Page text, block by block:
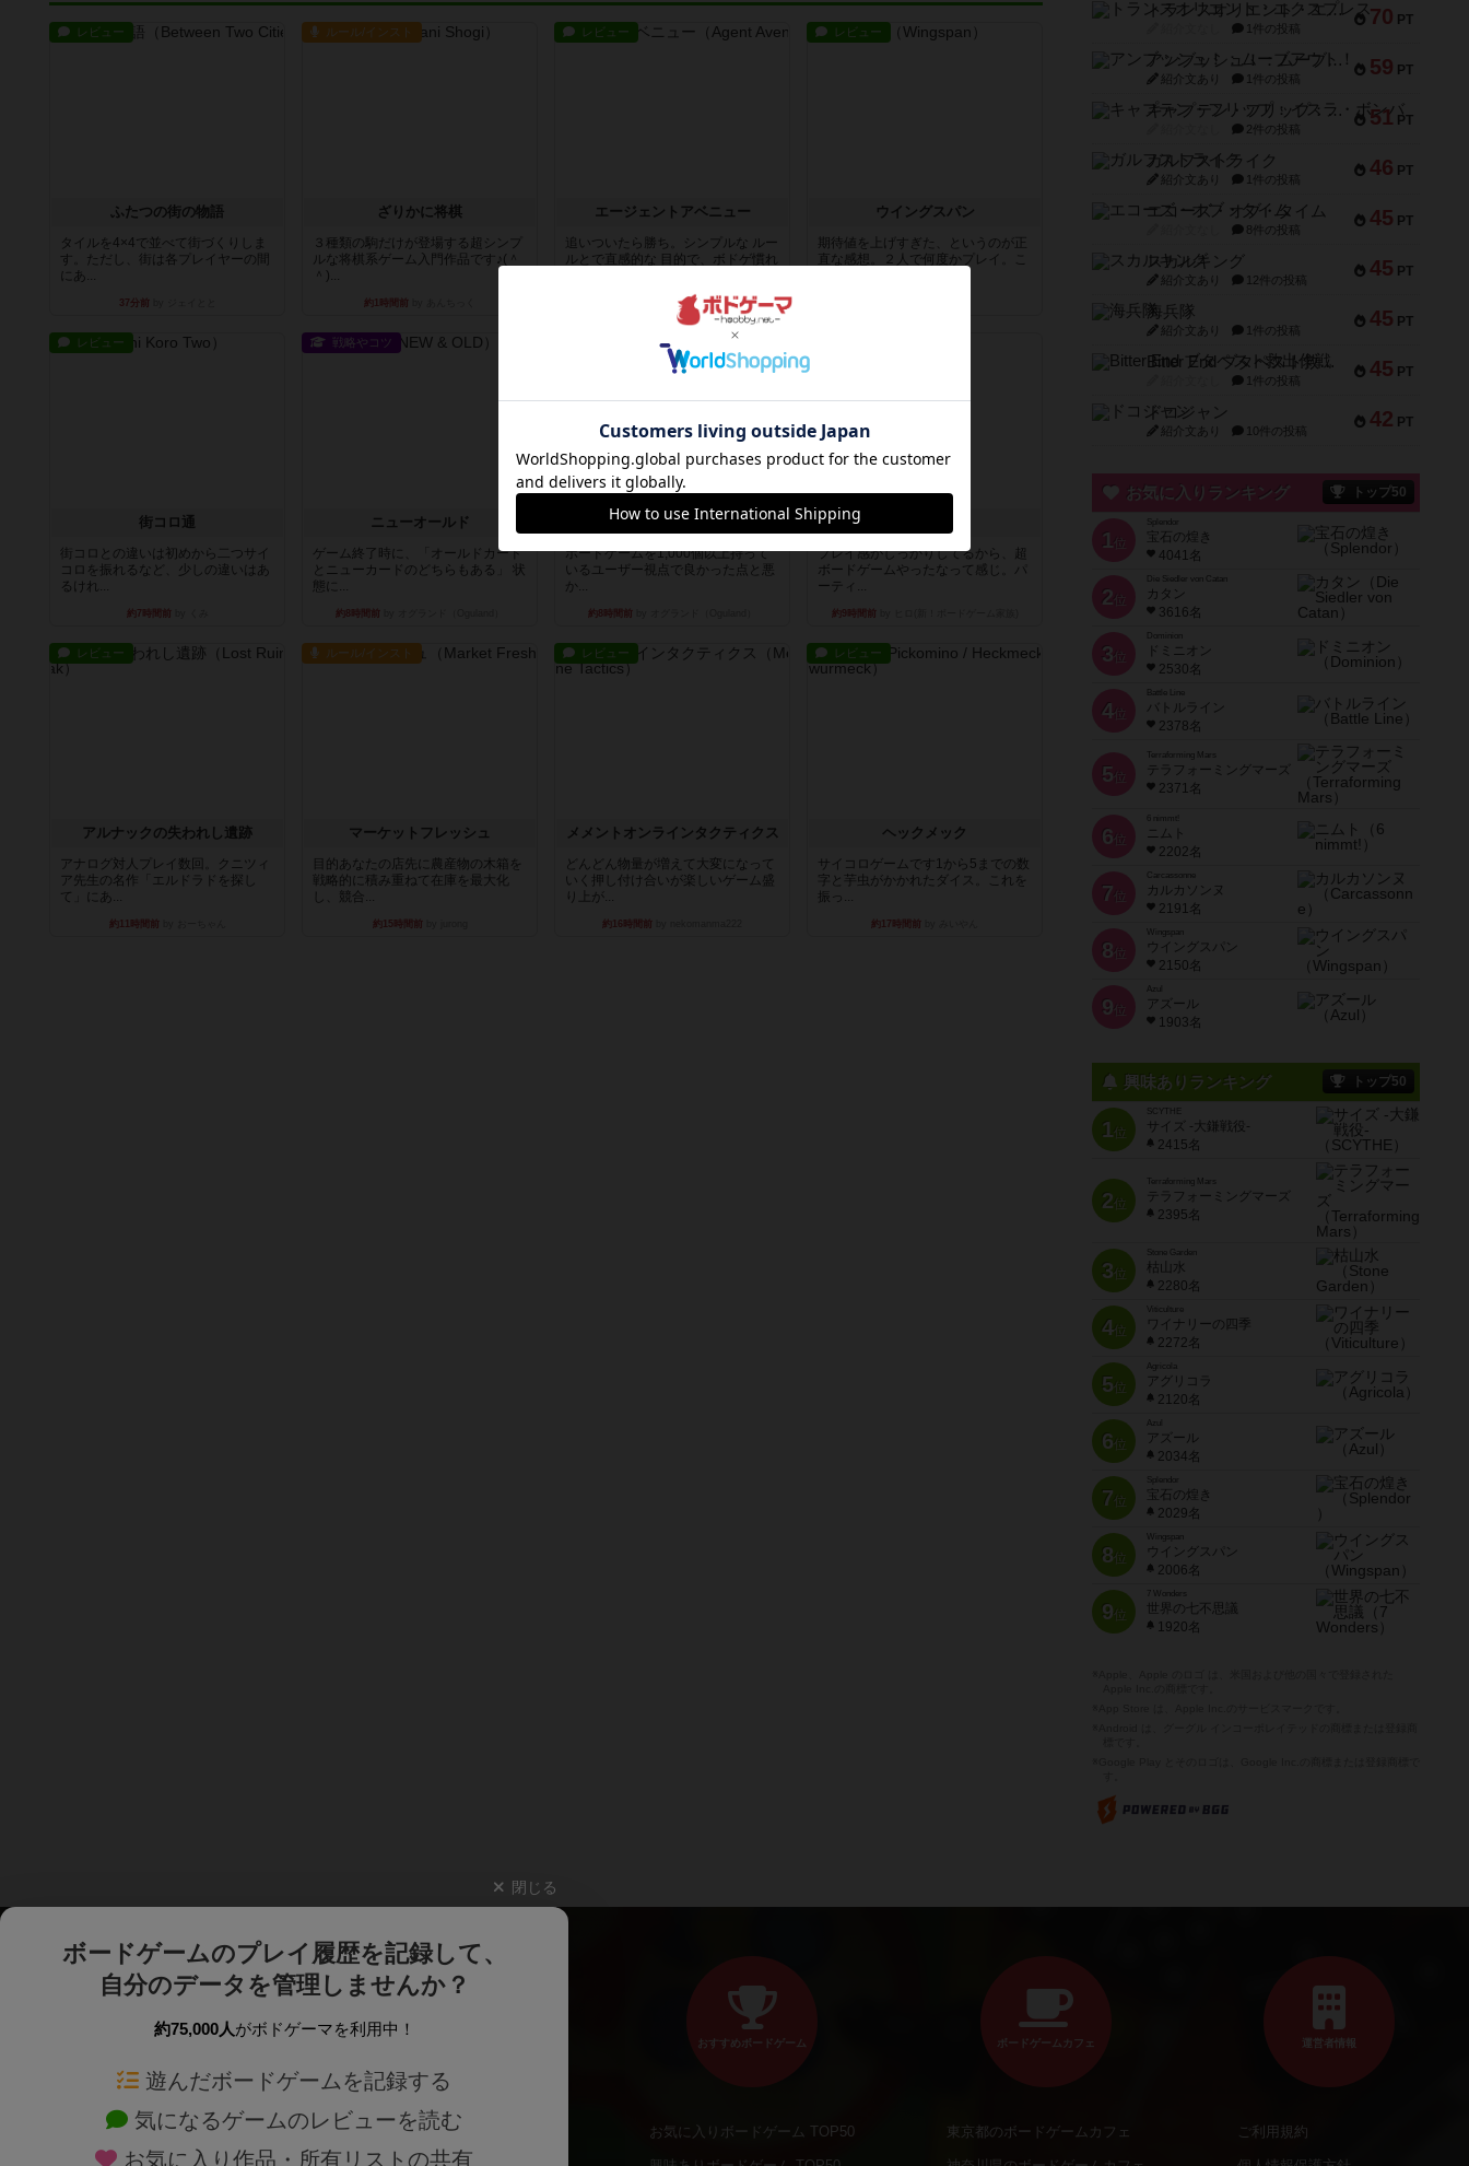
レビュー
ふたつの街の物語
タイルを4×4で並べて街づくりしま
す。ただし、街は各プレイヤーの間
にあ...
37分前
ルール/インスト
ざりかに将棋
３種類の駒だけが登場する超シンプ
ルな将棋系ゲーム入門作品です♪(＾
＾)...
約1時間前
レビュー
エージェントアベニュー
追いついたら勝ち。シンプルな ルー
ルとで直感的な 目的で、ボドゲ慣れ
by daisdice
レビュー
ウイングスパン
期待値を上げすぎた、というのが正
直な感想。２人で何度かプレイ。こ
レビュー
街コロ通
街コロとの違いは初めから二つサイ
コロを振れるなど、少しの違いはあ
るけれ...
約7時間前
戦略やコツ
ニューオールド
ゲーム終了時に、「オールドカード
とニューカードのどちらもある」 状
態に...
約8時間前
ニューオールド
ボードゲームを1,000個以上持って
いるユーザー視点で良かった点と悪
か...
約8時間前
プレイ感がしっかりしてるから、超
ボードゲームやったなって感じ。パ
ーティ...
約9時間前
レビュー
アルナックの失われし遺跡
アナログ対人プレイ数回。クニツィ
ア先生の名作「エルドラドを探し
て」にあ...
約11時間前
ルール/インスト
マーケットフレッシュ
目的あなたの店先に農産物の木箱を
戦略的に積み重ねて在庫を最大化
し、競合...
約15時間前
レビュー
メメントオンラインタクティクス
どんどん物量が増えて大変になって
いく押し付け合いが楽しいゲーム盛
り上が...
約16時間前
レビュー
ヘックメック
サイコロゲームです1から5までの数
字と芋虫がかかれたダイス。これを
振っ...
約17時間前
70 PT
トランスオリエント・エクスプレス
1件の投稿
59 PT
アンブッシュ！：ムーブアウト！
紹介文あり 1件の投稿
51 PT
キャプテン・フリップ：イスラ・ボンバ
2件の投稿
46 PT
ガルフストライク
紹介文あり 1件の投稿
45 PT
エコーズ・オブ・タイム
8件の投稿
45 PT
スカルキング
紹介文あり 12件の投稿
45 PT
海兵隊
紹介文あり 1件の投稿
45 PT
Bitter End ブタペスト救出作戦
1件の投稿
42 PT
ドコジャン
紹介文あり 10件の投稿
お気に入りランキング トップ50
1 位
宝石の煌き
4041名
2 位
Die Siedler von Catan
カタン
3616名
3 位
ドミニオン
2530名
4位
Battle Line
バトルライン
2378名
5 位
Terraforming Mars
テラフォーミングマーズ
2371名
6 位
ニムト
2202名
7 位
Carcassonne
カルカソンヌ
2191名
8 位
Wingspan
ウイングスパン
2150名
9 位
Azul
アズール
1903名
興味ありランキング トップ50
1位
SCYTHE
サイズ -大鎌戦役-
2415名
2位
Terraforming Mars
テラフォーミングマーズ
2395名
3位
Stone Garden
枯山水
2280名
4位
Viticulture
ワイナリーの四季
2272名
5位
Agricola
アグリコラ
2120名
6位
Azul
アズール
2034名
7位
宝石の煌き
2029名
8位
Wingspan
ウイングスパン
2006名
9位
7 Wonders
世界の七不思議
1920名
閉じる
ボードゲームのプレイ履歴を記録して、
自分のデータを管理しませんか？
約75,000人がボドゲーマを利用中！
遊んだボードゲームを記録する
気になるゲームのレビューを読む
お気に入り作品・所有リストの共有
ボードゲームを検索する 新作・再入荷情報
おすすめボードゲーム
お気に入りボードゲーム TOP50
ボードゲームカフェ
東京都のボードゲームカフェ
運営者情報
ご利用規約